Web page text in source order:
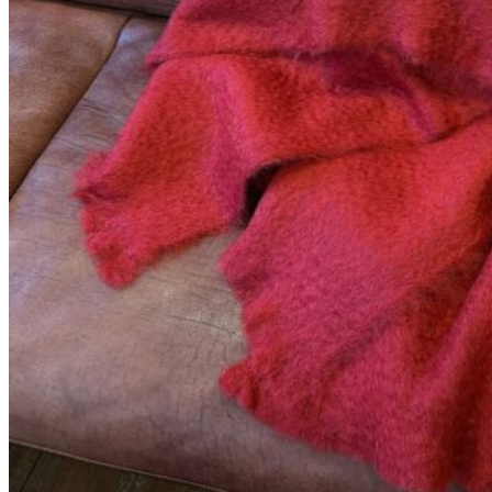
Gold leaf hook
248 DKKTilføj til kurv
Se kurv Kasse